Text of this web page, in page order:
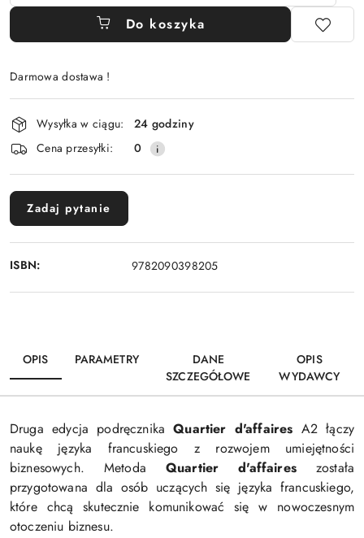
Do koszyka
Darmowa dostawa !
Dostępność
i
dostawa
Wysyłka w ciągu:
24 godziny
Cena przesyłki:
0
Zadaj pytanie
ISBN: 9782090398205
OPIS PARAMETRY
DANE
SZCZEGÓŁOWE
OPIS
WYDAWCY
Druga edycja podręcznikaQuartier d'affaires A2 łączy
naukę języka francuskiego z rozwojem umiejętności
biznesowych. Metoda Quartier d'affaireszostała
przygotowana dla osób uczących się języka francuskiego,
które chcą skutecznie komunikować się w nowoczesnym
otoczeniu biznesu.